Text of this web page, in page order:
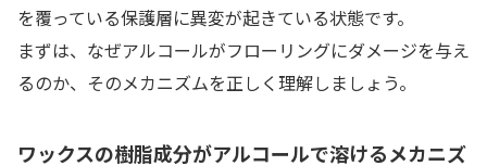
を覆っている保護層に異変が起きている状態です。
まずは、なぜアルコールがフローリングにダメージを与え
るのか、そのメカニズムを正しく理解しましょう。
ワックスの樹脂成分がアルコールで溶けるメカニズ